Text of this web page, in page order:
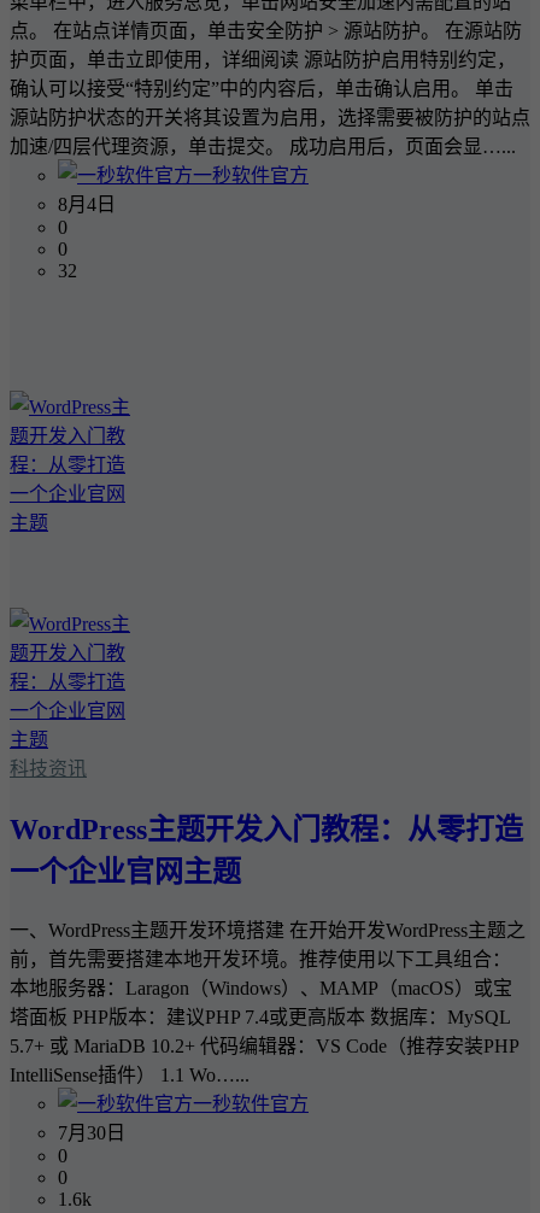
点。 在站点详情页面，单击安全防护 > 源站防护。 在源站防
护页面，单击立即使用，详细阅读 源站防护启用特别约定，
确认可以接受“特别约定”中的内容后，单击确认启用。 单击
源站防护状态的开关将其设置为启用，选择需要被防护的站点
加速/四层代理资源，单击提交。 成功启用后，页面会显…...
一秒软件官方
8月4日
0
0
32
科技资讯
WordPress主题开发入门教程：从零打造
一个企业官网主题
一、WordPress主题开发环境搭建 在开始开发WordPress主题之
前，首先需要搭建本地开发环境。推荐使用以下工具组合：
本地服务器：Laragon（Windows）、MAMP（macOS）或宝
塔面板 PHP版本：建议PHP 7.4或更高版本 数据库：MySQL
5.7+ 或 MariaDB 10.2+ 代码编辑器：VS Code（推荐安装PHP
IntelliSense插件） 1.1 Wo…...
一秒软件官方
7月30日
0
0
1.6k